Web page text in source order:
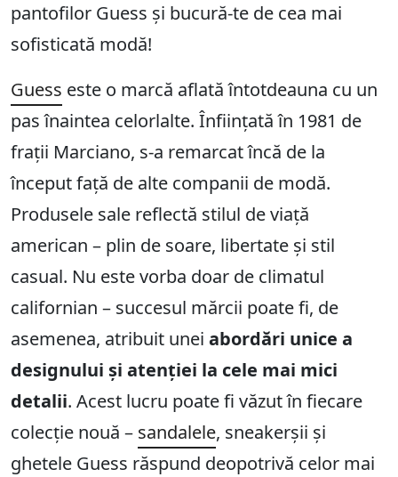
pantofilor Guess și bucură-te de cea mai
sofisticată modă!
Guess este o marcă aflată întotdeauna cu un
pas înaintea celorlalte. Înființată în 1981 de
frații Marciano, s-a remarcat încă de la
început față de alte companii de modă.
Produsele sale reflectă stilul de viață
american – plin de soare, libertate și stil
casual. Nu este vorba doar de climatul
californian – succesul mărcii poate fi, de
asemenea, atribuit unei abordări unice a
designului și atenției la cele mai mici
detalii. Acest lucru poate fi văzut în fiecare
colecție nouă – sandalele, sneakerșii și
ghetele Guess răspund deopotrivă celor mai